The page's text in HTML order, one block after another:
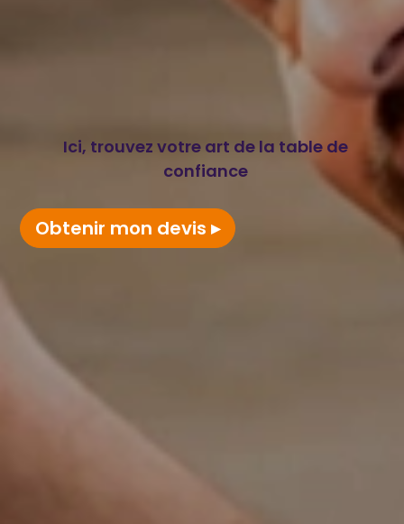
Ici, trouvez votre art de la table de
confiance
Obtenir mon devis